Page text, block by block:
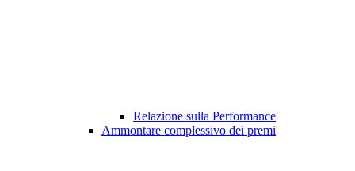
Relazione sulla Performance
Ammontare complessivo dei premi